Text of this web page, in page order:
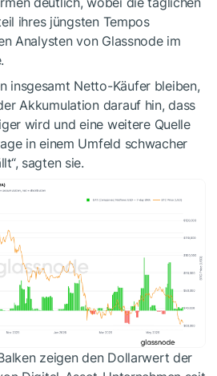
ihres jüngsten Tempos
Analysten von Glassnode im
insgesamt Netto-Käufer bleiben,
Akkumulation darauf hin, dass
wird und eine weitere Quelle
in einem Umfeld schwacher
sagten sie.
zeigen den Dollarwert der